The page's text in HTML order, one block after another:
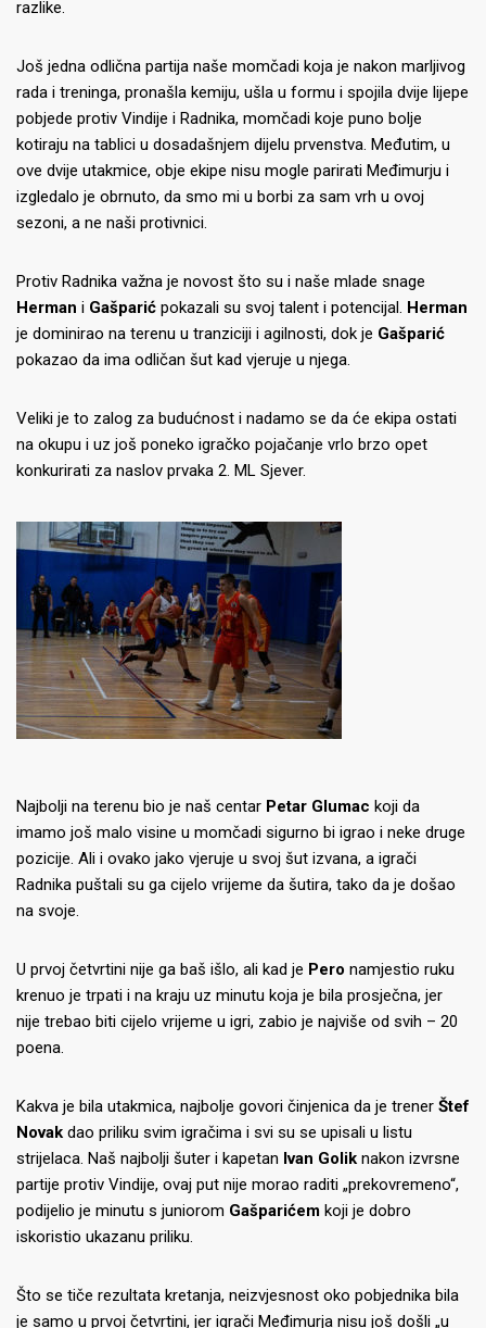
razlike.
Još jedna odlična partija naše momčadi koja je nakon marljivog
rada i treninga, pronašla kemiju, ušla u formu i spojila dvije lijepe
pobjede protiv Vindije i Radnika, momčadi koje puno bolje
kotiraju na tablici u dosadašnjem dijelu prvenstva. Međutim, u
ove dvije utakmice, obje ekipe nisu mogle parirati Međimurju i
izgledalo je obrnuto, da smo mi u borbi za sam vrh u ovoj
sezoni, a ne naši protivnici.
Protiv Radnika važna je novost što su i naše mlade snage
Herman i Gašparić pokazali su svoj talent i potencijal. Herman
je dominirao na terenu u tranziciji i agilnosti, dok je Gašparić
pokazao da ima odličan šut kad vjeruje u njega.
Veliki je to zalog za budućnost i nadamo se da će ekipa ostati
na okupu i uz još poneko igračko pojačanje vrlo brzo opet
konkurirati za naslov prvaka 2. ML Sjever.
Najbolji na terenu bio je naš centar Petar Glumac koji da
imamo još malo visine u momčadi sigurno bi igrao i neke druge
pozicije. Ali i ovako jako vjeruje u svoj šut izvana, a igrači
Radnika puštali su ga cijelo vrijeme da šutira, tako da je došao
na svoje.
U prvoj četvrtini nije ga baš išlo, ali kad je Pero namjestio ruku
krenuo je trpati i na kraju uz minutu koja je bila prosječna, jer
nije trebao biti cijelo vrijeme u igri, zabio je najviše od svih – 20
poena.
Kakva je bila utakmica, najbolje govori činjenica da je trener Štef
Novak dao priliku svim igračima i svi su se upisali u listu
strijelaca. Naš najbolji šuter i kapetan Ivan Golik nakon izvrsne
partije protiv Vindije, ovaj put nije morao raditi „prekovremeno“,
podijelio je minutu s juniorom Gašparićem koji je dobro
iskoristio ukazanu priliku.
Što se tiče rezultata kretanja, neizvjesnost oko pobjednika bila
je samo u prvoj četvrtini, jer igrači Međimurja nisu još došli „u